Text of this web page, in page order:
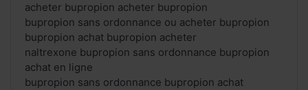
acheter bupropion acheter bupropion
bupropion sans ordonnance ou acheter bupropion
bupropion achat bupropion acheter
naltrexone bupropion sans ordonnance bupropion
achat en ligne
bupropion sans ordonnance bupropion achat